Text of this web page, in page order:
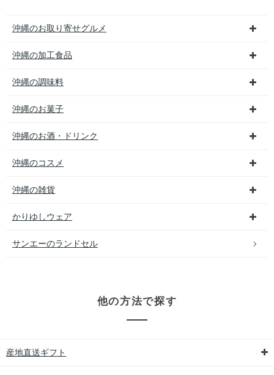
沖縄のお取り寄せグルメ
沖縄の加工食品
沖縄の調味料
沖縄のお菓子
沖縄のお酒・ドリンク
沖縄のコスメ
沖縄の雑貨
かりゆしウェア
サンエーのランドセル
他の方法で探す
産地直送ギフト